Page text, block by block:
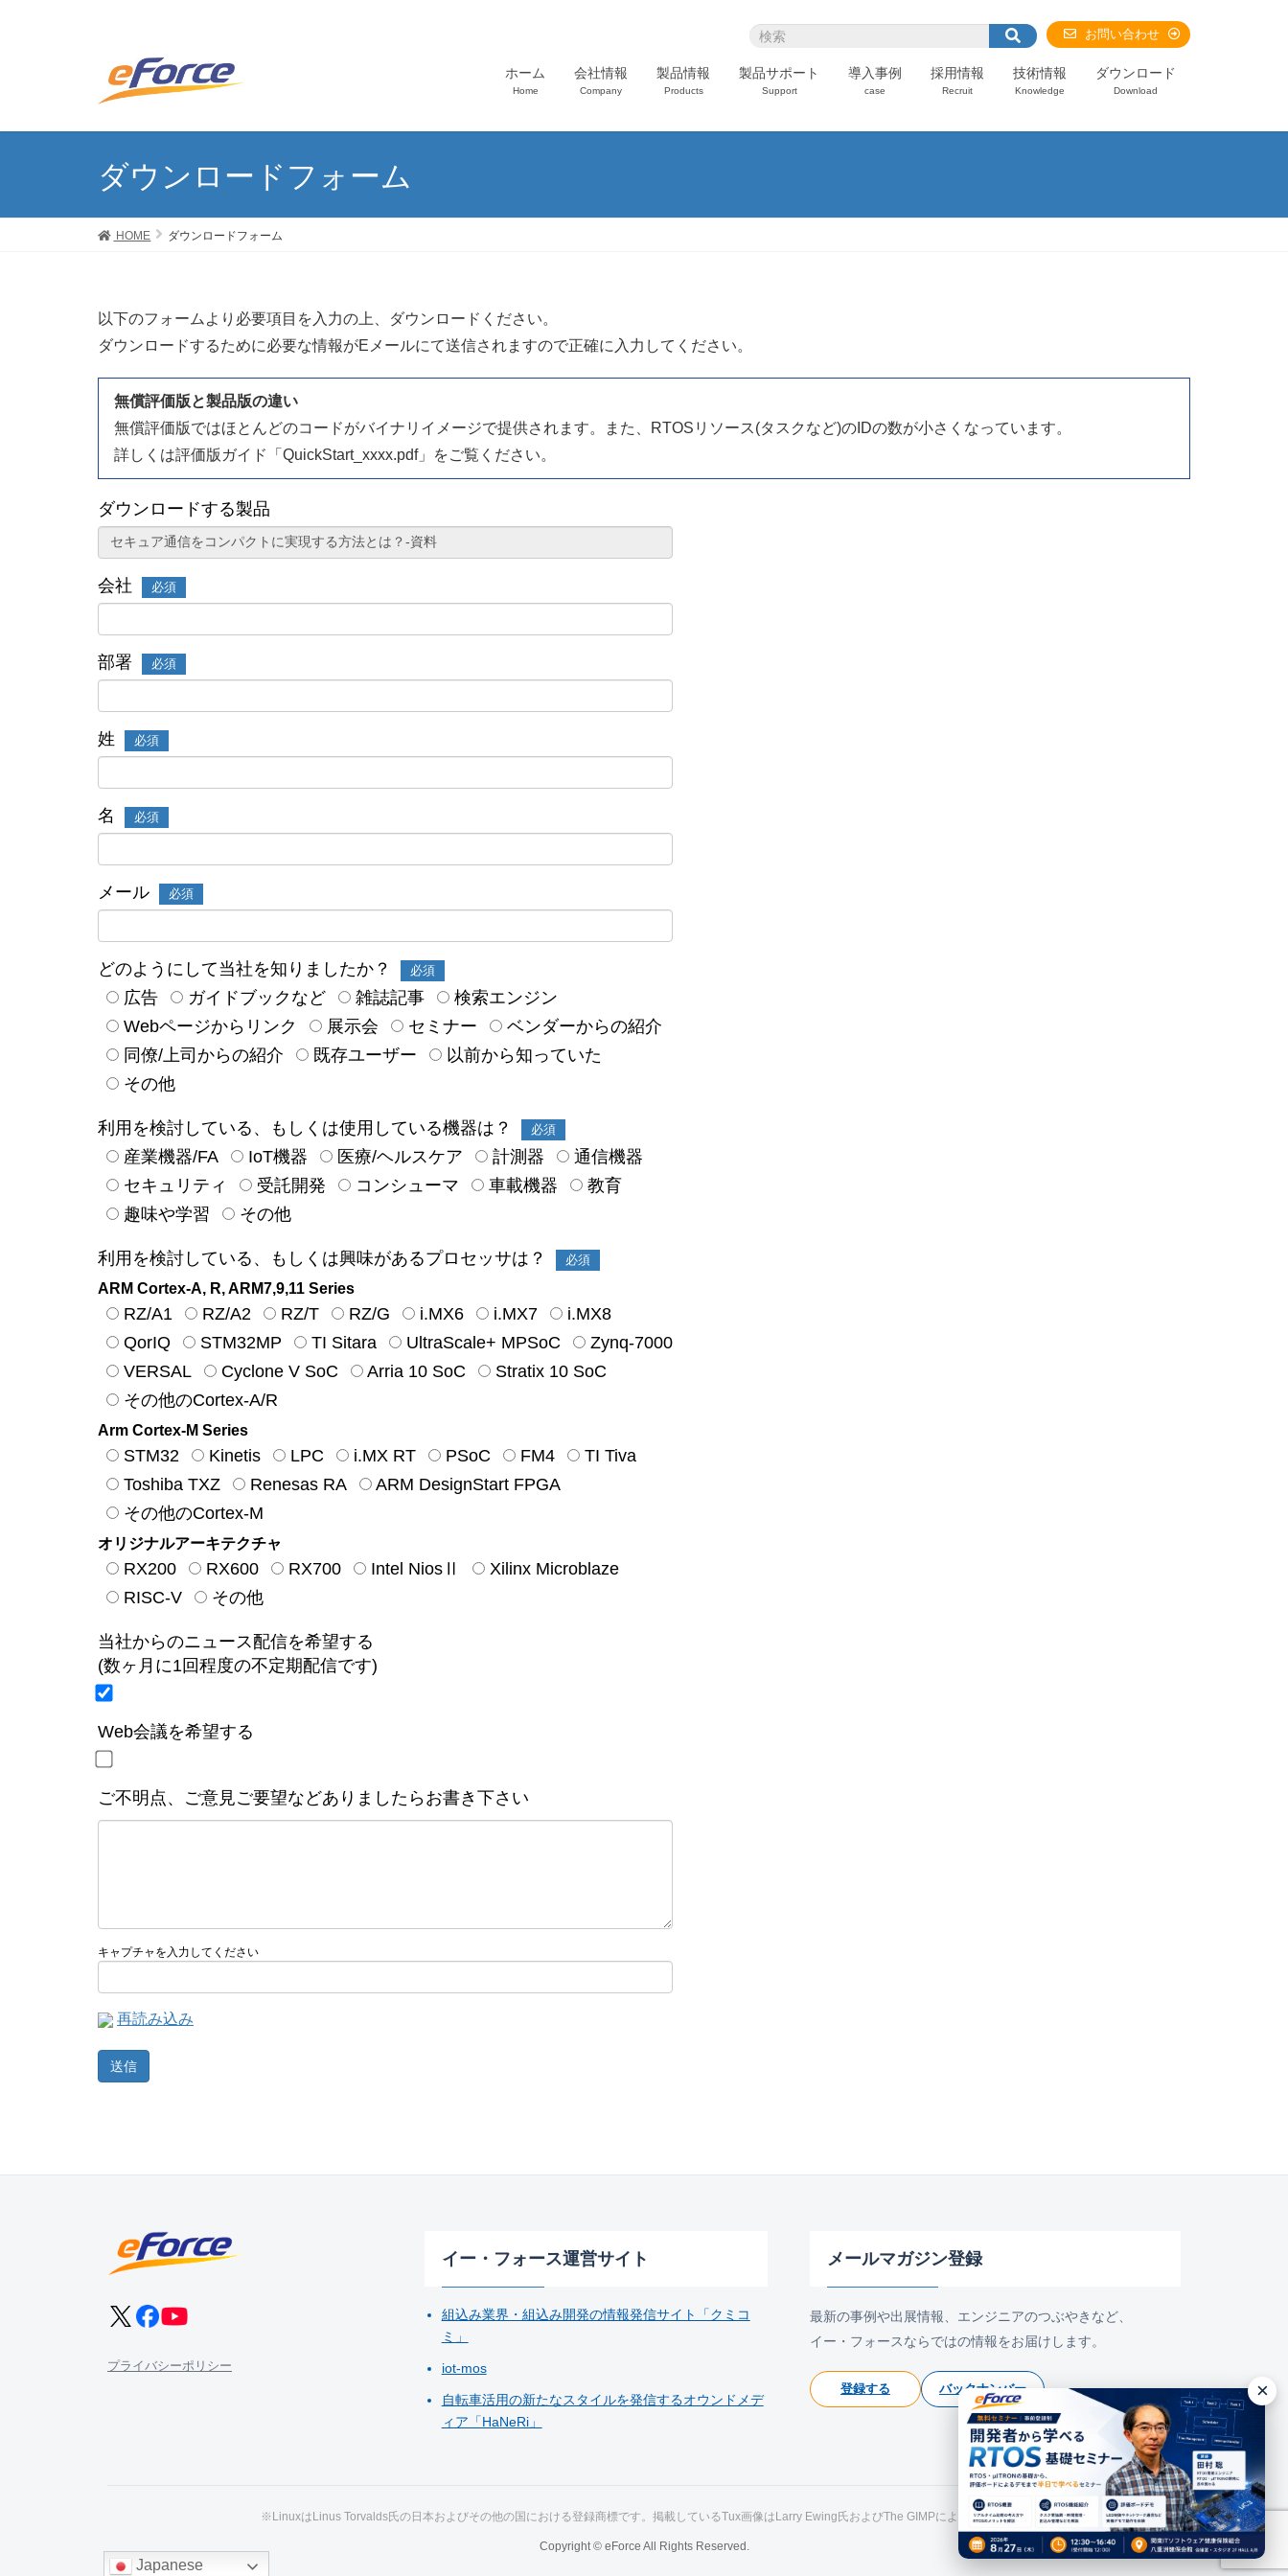
お問い合わせ
ホーム
Home
会社情報
Company
製品情報
Products
製品サポート
Support
導入事例
case
採用情報
Recruit
技術情報
Knowledge
ダウンロード
Download
ダウンロードフォーム
HOME ダウンロードフォーム
以下のフォームより必要項目を入力の上、ダウンロードください。
ダウンロードするために必要な情報がEメールにて送信されますので正確に入力してください。
無償評価版と製品版の違い
無償評価版ではほとんどのコードがバイナリイメージで提供されます。また、RTOSリソース(タスクなど)のIDの数が小さくなっています。
詳しくは評価版ガイド「QuickStart_xxxx.pdf」をご覧ください。
ダウンロードする製品
会社 必須
部署 必須
姓 必須
名 必須
メール 必須
どのようにして当社を知りましたか？ 必須
広告 ガイドブックなど 雑誌記事
検索エンジン
Webページからリンク
展示会 セミナー
ベンダーからの紹介
同僚/上司からの紹介
既存ユーザー
以前から知っていた
その他
利用を検討している、もしくは使用している機器は？ 必須
産業機器/FA IoT機器 医療/ヘルスケア 計測器
通信機器
セキュリティ
受託開発 コンシューマ 車載機器
教育
趣味や学習
その他
利用を検討している、もしくは興味があるプロセッサは？ 必須
ARM Cortex-A, R, ARM7,9,11 Series
RZ/A1 RZ/A2 RZ/T RZ/G i.MX6 i.MX7
i.MX8
QorIQ
STM32MP TI Sitara UltraScale+ MPSoC
Zynq-7000
VERSAL
Cyclone V SoC Arria 10 SoC
Stratix 10 SoC
その他のCortex-A/R
Arm Cortex-M Series
STM32 Kinetis LPC i.MX RT PSoC FM4
TI Tiva
Toshiba TXZ
Renesas RA
ARM DesignStart FPGA
その他のCortex-M
オリジナルアーキテクチャ
RX200 RX600 RX700 Intel NiosⅡ
Xilinx Microblaze
RISC-V
その他
当社からのニュース配信を希望する
(数ヶ月に1回程度の不定期配信です)
Web会議を希望する
ご不明点、ご意見ご要望などありましたらお書き下さい
キャプチャを入力してください
再読み込み
プライバシーポリシー
イー・フォース運営サイト
組込み業界・組込み開発の情報発信サイト「クミコ
ミ」
iot-mos
自転車活用の新たなスタイルを発信するオウンドメデ
ィア「HaNeRi」
メールマガジン登録
最新の事例や出展情報、エンジニアのつぶやきなど、
イー・フォースならではの情報をお届けします。
登録する バックナンバー
※LinuxはLinus Torvalds氏の日本およびその他の国における登録商標です。掲載しているTux画像はLarry Ewing氏およびThe GIMPによるものです。
Copyright © eForce All Rights Reserved.
Japanese
×